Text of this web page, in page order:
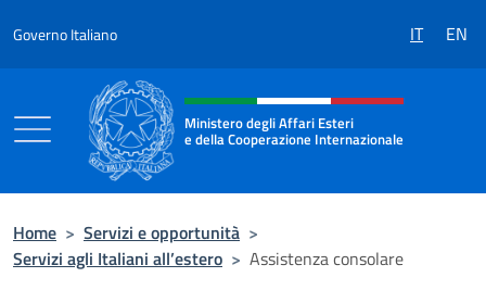
Governo Italiano IT EN
Intestazione sito, social e menù
Ministero degli Affari Esteri
e della Cooperazione Internazionale
Home > Servizi e opportunità >
Servizi agli Italiani all’estero > Assistenza consolare